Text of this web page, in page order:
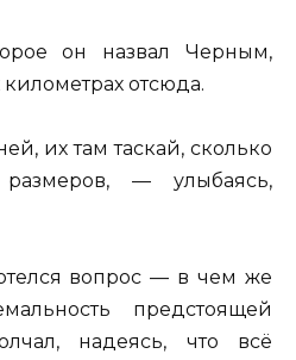
он назвал Черным,
километрах отсюда.
их там таскай, сколько
— улыбаясь,
вопрос — в чем же
предстоящей
надеясь, что всё